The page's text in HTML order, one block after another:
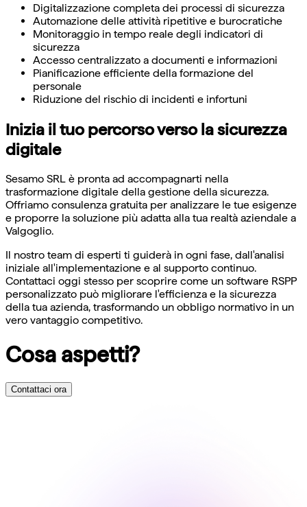
Digitalizzazione completa dei processi di sicurezza
Automazione delle attività ripetitive e burocratiche
Monitoraggio in tempo reale degli indicatori di
sicurezza
Accesso centralizzato a documenti e informazioni
Pianificazione efficiente della formazione del
personale
Riduzione del rischio di incidenti e infortuni
Inizia il tuo percorso verso la sicurezza
digitale
Sesamo SRL è pronta ad accompagnarti nella
trasformazione digitale della gestione della sicurezza.
Offriamo consulenza gratuita per analizzare le tue esigenze
e proporre la soluzione più adatta alla tua realtà aziendale a
Valgoglio.
Il nostro team di esperti ti guiderà in ogni fase, dall'analisi
iniziale all'implementazione e al supporto continuo.
Contattaci oggi stesso per scoprire come un software RSPP
personalizzato può migliorare l'efficienza e la sicurezza
della tua azienda, trasformando un obbligo normativo in un
vero vantaggio competitivo.
Cosa aspetti?
Contattaci ora